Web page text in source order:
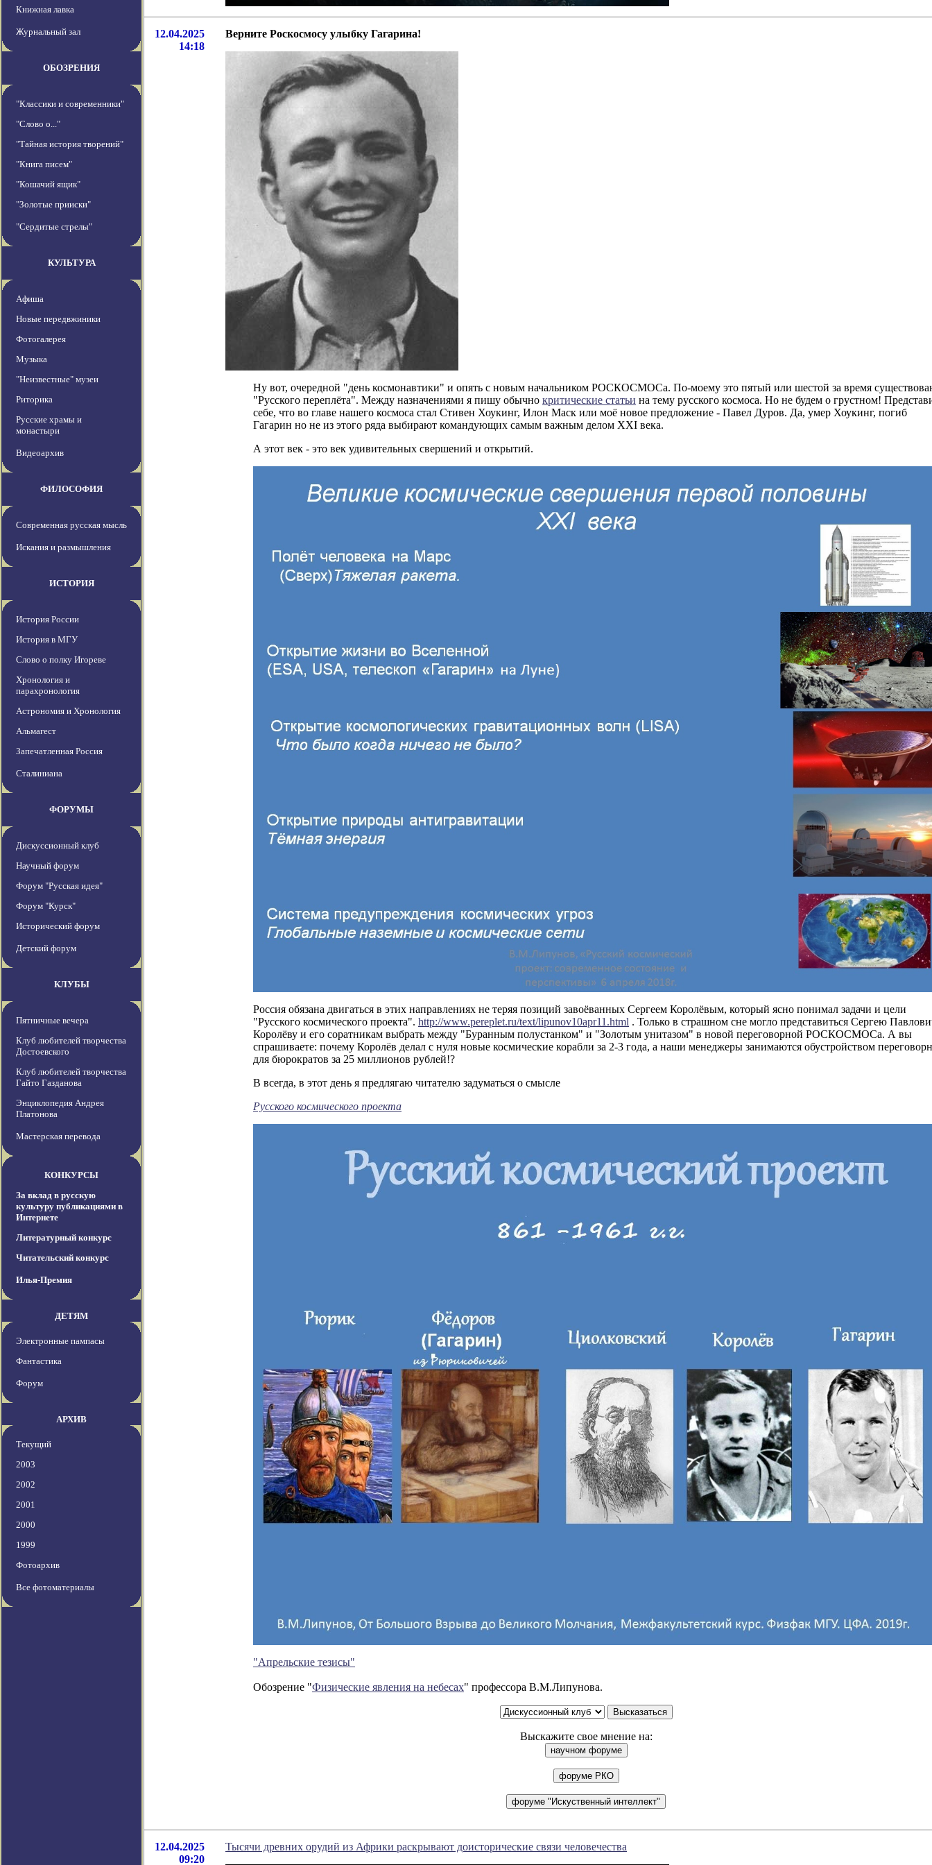
Книжная лавка
Журнальный зал
ОБОЗРЕНИЯ
"Классики и современники"
"Слово о..."
"Тайная история творений"
"Книга писем"
"Кошачий ящик"
"Золотые прииски"
"Сердитые стрелы"
КУЛЬТУРА
Афиша
Новые передвжиники
Фотогалерея
Музыка
"Неизвестные" музеи
Риторика
Русские храмы и
монастыри
Видеоархив
ФИЛОСОФИЯ
Современная русская мысль
Искания и размышления
ИСТОРИЯ
История России
История в МГУ
Слово о полку Игореве
Хронология и
парахронология
Астрономия и Хронология
Альмагест
Запечатленная Россия
Сталиниана
ФОРУМЫ
Дискуссионный клуб
Научный форум
Форум "Русская идея"
Форум "Курск"
Исторический форум
Детский форум
КЛУБЫ
Пятничные вечера
Клуб любителей творчества
Достоевского
Клуб любителей творчества
Гайто Газданова
Энциклопедия Андрея
Платонова
Мастерская перевода
КОНКУРСЫ
За вклад в русскую
культуру публикациями в
Интернете
Литературный конкурс
Читательский конкурс
Илья-Премия
ДЕТЯМ
Электронные пампасы
Фантастика
Форум
АРХИВ
Текущий
2003
2002
2001
2000
1999
Фотоархив
Все фотоматериалы
12.04.2025
14:18
Верните Роскоcмосу улыбку Гагарина!
Ну вот, очередной "день космонавтики" и опять с новым начальником РОСКОСМОСа. По-моему это пятый или шестой за время
"Русского переплёта". Между назначениями я пишу обычно критические статьи на тему русского космоса. Но не будем о грустном!
себе, что во главе нашего космоса стал Стивен Хоукинг, Илон Маск или моё новое предложение - Павел Дуров. Да, умер Хоукинг, погиб
Гагарин но не из этого ряда выбирают командующих самым важным делом XXI века.
А этот век - это век удивительных свершений и открытий.
Россия обязана двигаться в этих направлениях не теряя позиций завоёванных Сергеем Королёвым, который ясно понимал задачи и цели
"Русского космического проекта". http://www.pereplet.ru/text/lipunov10apr11.html . Только в страшном сне могло представиться Сергею
Королёву и его соратникам выбрать между "Буранным полустанком" и "Золотым унитазом" в новой переговорной РОСКОСМОСа. А вы
спрашиваете: почему Королёв делал с нуля новые космические корабли за 2-3 года, а наши менеджеры занимаются обустройством
для бюрократов за 25 миллионов рублей!?
B всегда, в этот день я предлягаю читателю задуматься о смысле
Русского космического проекта
"Апрельские тезисы"
Обозрение "Физические явления на небесах" профессора В.М.Липунова.
Выскажите свое мнение на:
12.04.2025
09:20
Тысячи древних орудий из Африки раскрывают доисторические связи человечества